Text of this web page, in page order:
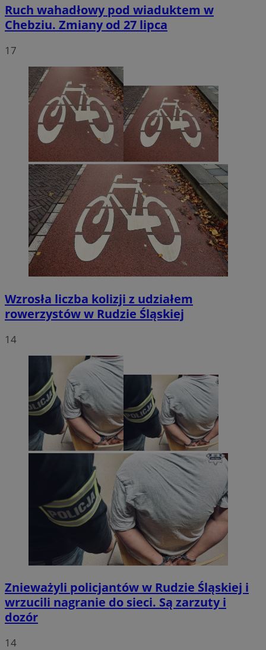
Ruch wahadłowy pod wiaduktem w
Chebziu. Zmiany od 27 lipca
17
Wzrosła liczba kolizji z udziałem
rowerzystów w Rudzie Śląskiej
14
Znieważyli policjantów w Rudzie Śląskiej i
wrzucili nagranie do sieci. Są zarzuty i
dozór
14